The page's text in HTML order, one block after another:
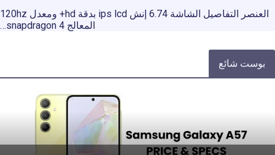
العنصر التفاصيل الشاشة 6.74 إنش ips lcd بدقة hd+ ومعدل 120hz
المعالج snapdragon 4…
بوست شائع